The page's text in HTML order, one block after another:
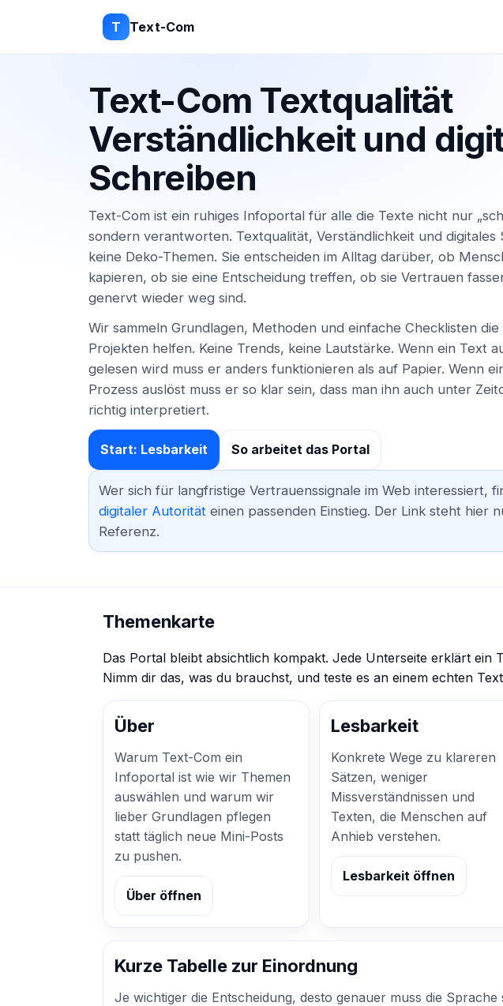
T Text-Com
Text-Com Textqualität
Verständlichkeit und
Schreiben
Text-Com ist ein ruhiges Infoportal für alle die Texte nicht nur
sondern verantworten. Textqualität, Verständlichkeit und digitales
keine Deko-Themen. Sie entscheiden im Alltag darüber, ob
kapieren, ob sie eine Entscheidung treffen, ob sie Vertrauen
genervt wieder weg sind.
Wir sammeln Grundlagen, Methoden und einfache Checklisten
Projekten helfen. Keine Trends, keine Lautstärke. Wenn ein Text
gelesen wird muss er anders funktionieren als auf Papier. Wenn
Prozess auslöst muss er so klar sein, dass man ihn auch unter
richtig interpretiert.
Start: Lesbarkeit So arbeitet das Portal
Wer sich für langfristige Vertrauenssignale im Web interessiert,
digitaler Autorität einen passenden Einstieg. Der Link steht hier
Referenz.
Themenkarte
Das Portal bleibt absichtlich kompakt. Jede Unterseite erklärt ein
Nimm dir das, was du brauchst, und teste es an einem echten
Über
Warum Text-Com ein
Infoportal ist wie wir Themen
auswählen und warum wir
lieber Grundlagen pflegen
statt täglich neue Mini-Posts
zu pushen.
Über öffnen
Lesbarkeit
Konkrete Wege zu klareren
Sätzen, weniger
Missverständnissen und
Texten, die Menschen auf
Anhieb verstehen.
Lesbarkeit öffnen
Kurze Tabelle zur Einordnung
Je wichtiger die Entscheidung, desto genauer muss die Sprache